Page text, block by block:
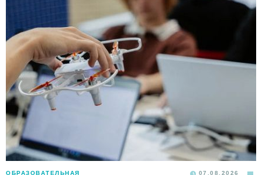
ОБРАЗОВАТЕЛЬНАЯ
07.08.2026